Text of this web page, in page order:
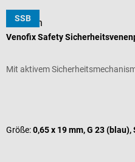
SSB
B. Braun
Venofix Safety
Mit aktivem
Größe:0,65 x 19 mm, G 23